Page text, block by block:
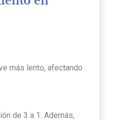
más lento, afectando
de 3 a 1. Además,